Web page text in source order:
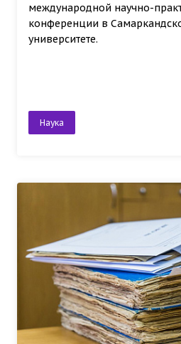
международной научно-
конференции в
университете.
Наука